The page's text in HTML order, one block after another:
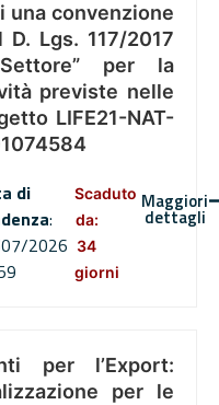
una convenzione
Lgs. 117/2017
per la
previste nelle
LIFE21-NAT-
di
:
2026
Scaduto
da:
34
giorni
Maggiori
dettagli
per l’Export:
per le